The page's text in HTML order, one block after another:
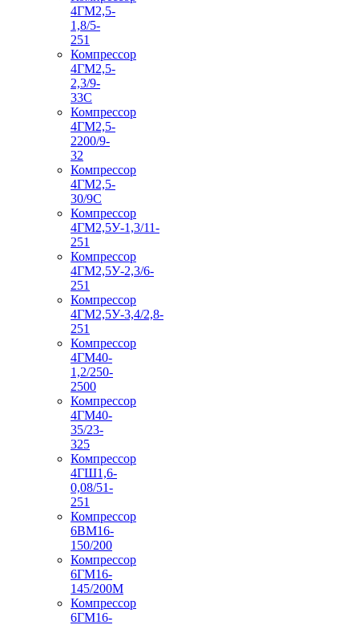
4ГМ2,5-
1,8/5-
251
Компрессор
4ГМ2,5-
2,3/9-
33С
Компрессор
4ГМ2,5-
2200/9-
32
Компрессор
4ГМ2,5-
30/9С
Компрессор
4ГМ2,5У-1,3/11-
251
Компрессор
4ГМ2,5У-2,3/6-
251
Компрессор
4ГМ2,5У-3,4/2,8-
251
Компрессор
4ГМ40-
1,2/250-
2500
Компрессор
4ГМ40-
35/23-
325
Компрессор
4ГШ1,6-
0,08/51-
251
Компрессор
6ВМ16-
150/200
Компрессор
6ГМ16-
145/200М
Компрессор
6ГМ16-